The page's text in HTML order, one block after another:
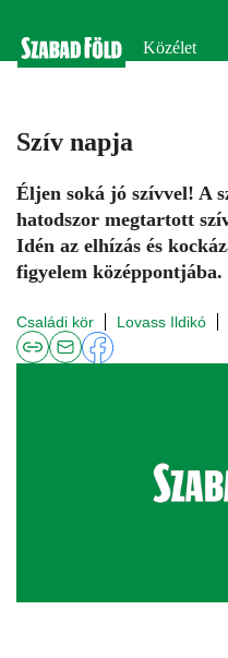
Közélet
Szív napja
Éljen soká jó szívvel! A
hatodszor megtartott
Idén az elhízás és
figyelem középpontjába.
Családi kör Lovass Ildikó